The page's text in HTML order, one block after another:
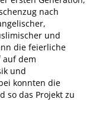
nach
und
die feierliche
auf dem
und
konnten die
so das Projekt zu